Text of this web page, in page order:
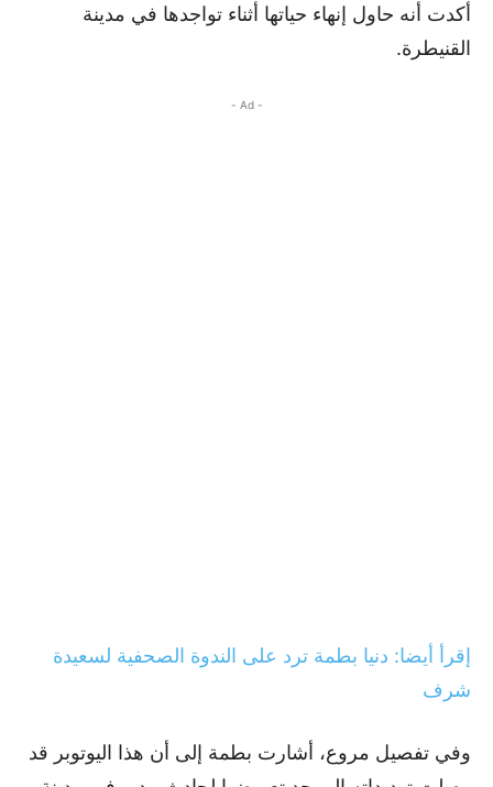
أكدت أنه حاول إنهاء حياتها أثناء تواجدها في مدينة
القنيطرة.
- Ad -
إقرأ أيضا: دنيا بطمة ترد على الندوة الصحفية لسعيدة
شرف
وفي تفصيل مروع، أشارت بطمة إلى أن هذا اليوتوبر قد